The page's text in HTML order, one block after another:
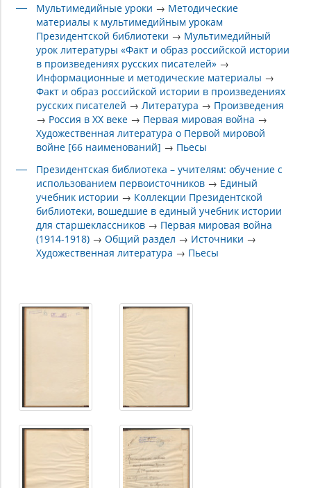
Мультимедийные уроки → Методические
материалы к мультимедийным урокам
Президентской библиотеки → Мультимедийный
урок литературы «Факт и образ российской истории
в произведениях русских писателей» →
Информационные и методические материалы →
Факт и образ российской истории в произведениях
русских писателей →Литература → Произведения
→ Россия в XX веке → Первая мировая война →
Художественная литература о Первой мировой
войне [66 наименований] → Пьесы
Президентская библиотека – учителям: обучение с
использованием первоисточников → Единый
учебник истории → Коллекции Президентской
библиотеки, вошедшие в единый учебник истории
для старшеклассников → Первая мировая война
(1914-1918) →Общий раздел → Источники →
Художественная литература → Пьесы